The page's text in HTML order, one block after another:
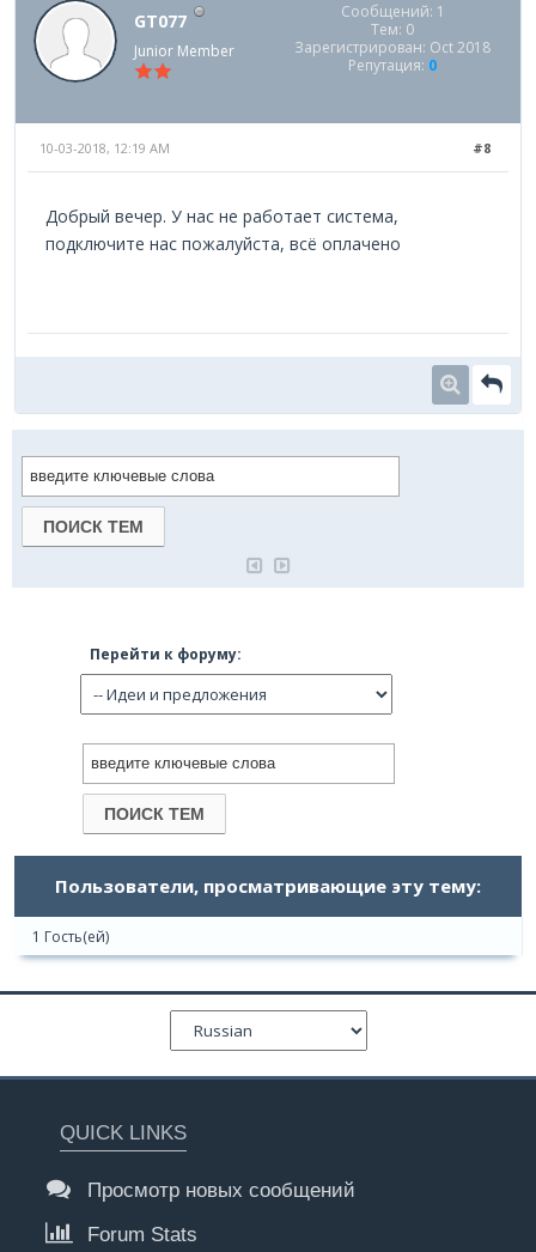
GT077
Junior Member
Сообщений: 1
Тем: 0
Зарегистрирован: Oct 2018
Репутация: 0
#8
10-03-2018, 12:19 AM
Добрый вечер. У нас не работает система,
подключите нас пожалуйста, всё оплачено
Перейти к форуму:
Пользователи, просматривающие эту тему:
1 Гость(ей)
QUICK LINKS
Просмотр новых сообщений
Forum Stats